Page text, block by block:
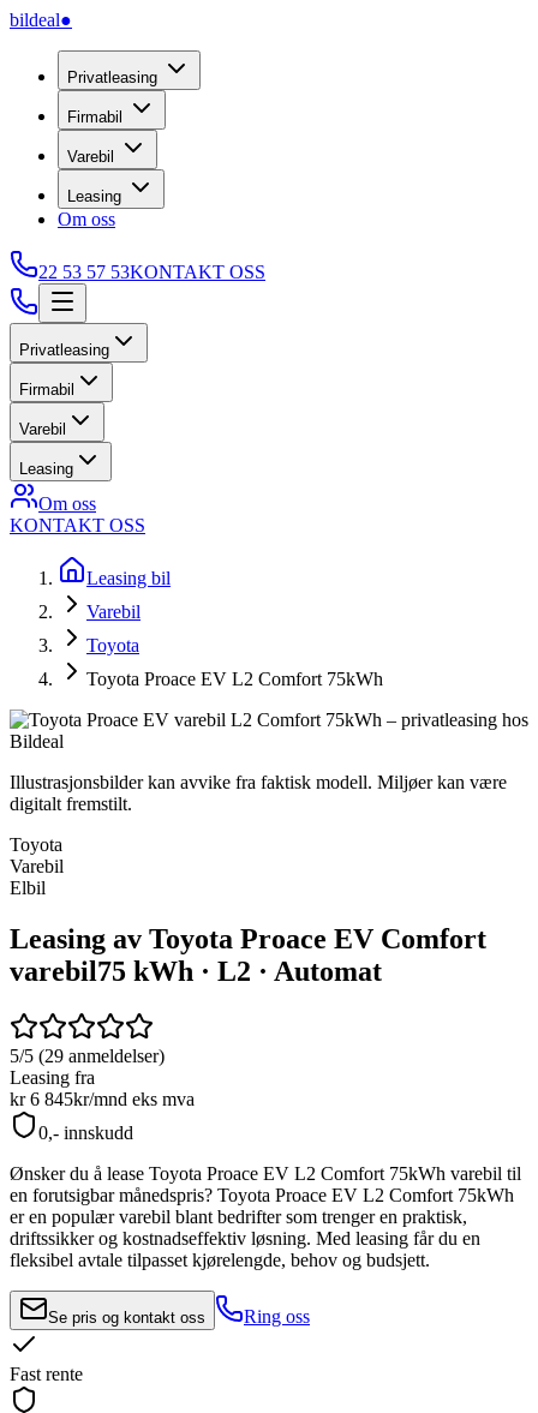
bildeal●
Privatleasing
Firmabil
Varebil
Leasing
Om oss
22 53 57 53KONTAKT OSS
Privatleasing
Firmabil
Varebil
Leasing
Om oss
KONTAKT OSS
Leasing bil
Varebil
Toyota
Toyota Proace EV L2 Comfort 75kWh
Illustrasjonsbilder kan avvike fra faktisk modell. Miljøer kan være
digitalt fremstilt.
Toyota
Varebil
Elbil
Leasing av Toyota Proace EV Comfort
varebil75 kWh · L2 · Automat
5/5 (29 anmeldelser)
Leasing fra
kr 6 845kr/mnd eks mva
0,- innskudd
Ønsker du å lease Toyota Proace EV L2 Comfort 75kWh varebil til
en forutsigbar månedspris? Toyota Proace EV L2 Comfort 75kWh
er en populær varebil blant bedrifter som trenger en praktisk,
driftssikker og kostnadseffektiv løsning. Med leasing får du en
fleksibel avtale tilpasset kjørelengde, behov og budsjett.
Se pris og kontakt oss Ring oss
Fast rente